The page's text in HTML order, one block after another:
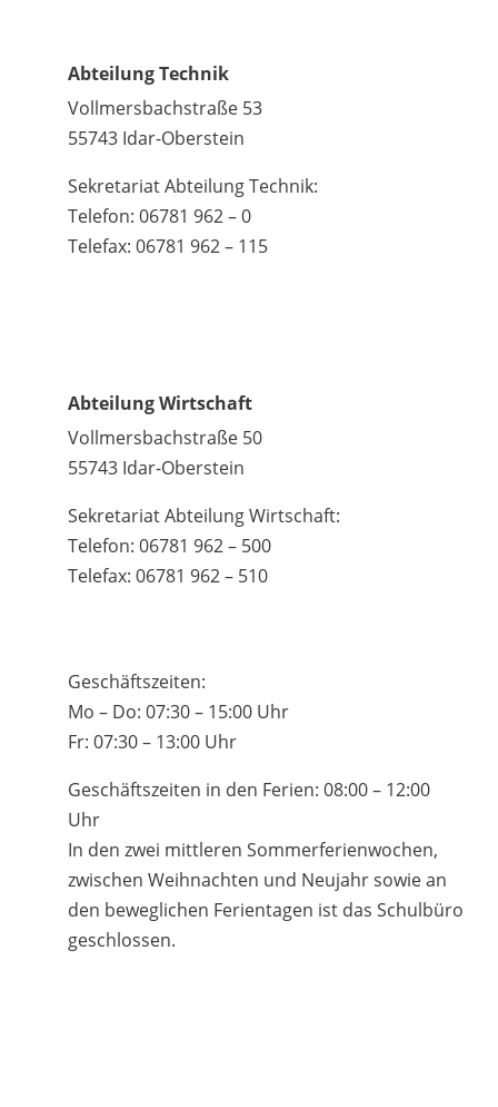
Abteilung Technik
Vollmersbachstraße 53
55743 Idar-Oberstein
Sekretariat Abteilung Technik:
Telefon: 06781 962 – 0
Telefax: 06781 962 – 115
Abteilung Wirtschaft
Vollmersbachstraße 50
55743 Idar-Oberstein
Sekretariat Abteilung Wirtschaft:
Telefon: 06781 962 – 500
Telefax: 06781 962 – 510
Geschäftszeiten:
Mo – Do: 07:30 – 15:00 Uhr
Fr: 07:30 – 13:00 Uhr
Geschäftszeiten in den Ferien: 08:00 – 12:00
Uhr
In den zwei mittleren Sommerferienwochen,
zwischen Weihnachten und Neujahr sowie an
den beweglichen Ferientagen ist das Schulbüro
geschlossen.